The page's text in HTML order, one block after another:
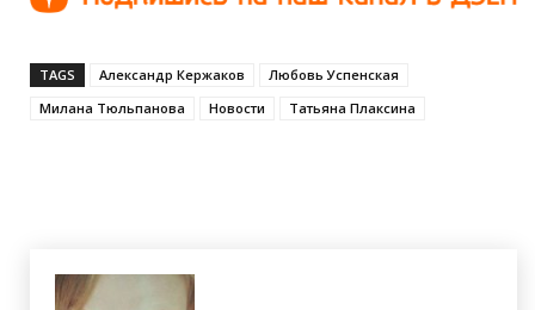
TAGS Александр Кержаков
Любовь Успенская
Милана Тюльпанова
Новости Татьяна Плаксина